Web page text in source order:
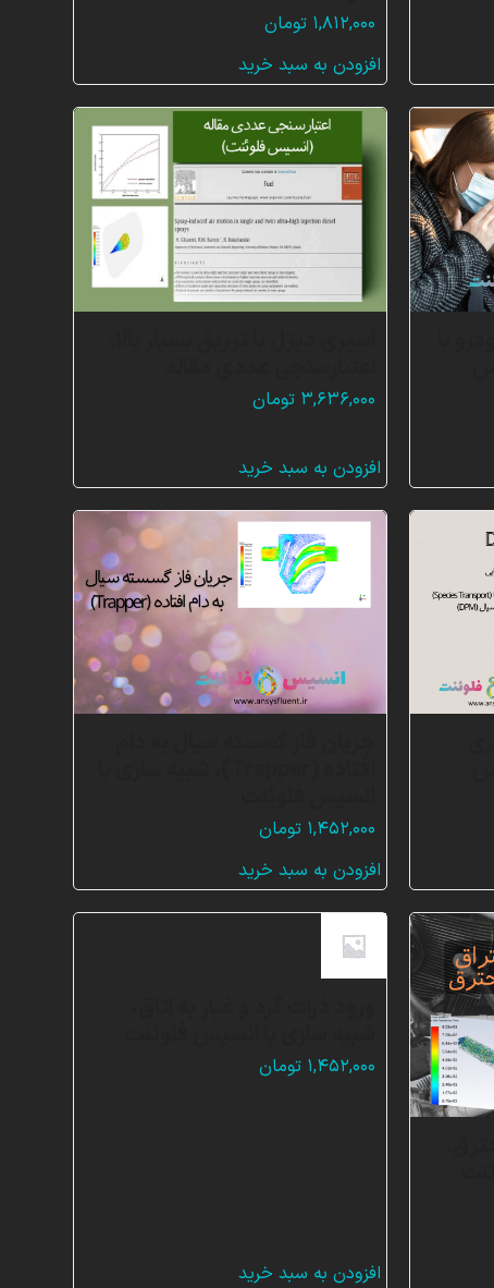
۱,۸۱۲,۰۰۰ تومان
افزودن به سبد خرید
۳,۶۳۶,۰۰۰ تومان
افزودن به سبد خرید
۱,۴۵۲,۰۰۰ تومان
افزودن به سبد خرید
۱,۴۵۲,۰۰۰ تومان
افزودن به سبد خرید